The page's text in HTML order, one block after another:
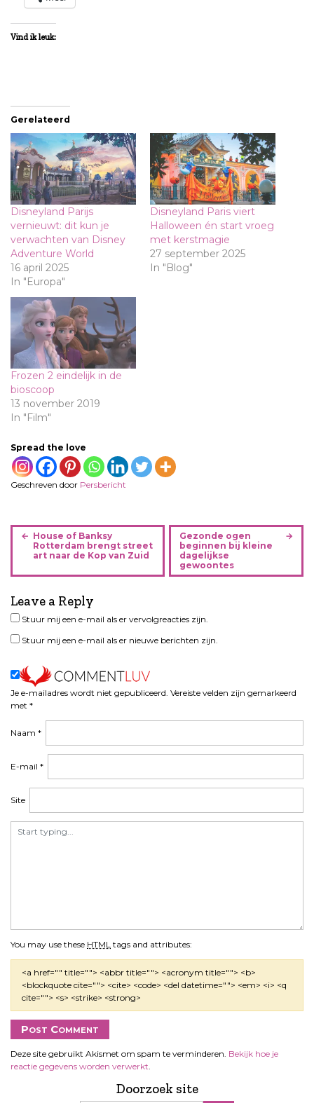
Vind ik leuk:
Gerelateerd
Disneyland Parijs
vernieuwt: dit kun je
verwachten van Disney
Adventure World
16 april 2025
In "Europa"
Disneyland Paris viert
Halloween én start vroeg
met kerstmagie
27 september 2025
In "Blog"
Frozen 2 eindelijk in de
bioscoop
13 november 2019
In "Film"
Spread the love
Geschreven door Persbericht
B
i
c
h
t
n
v
g
t
e
House of Banksy
Rotterdam brengt street
art naar de Kop van Zuid
Gezonde ogen
beginnen bij kleine
dagelijkse
gewoontes
Leave a Reply
Je e-mailadres wordt niet gepubliceerd. Vereiste velden zijn gemarkeerd
met *
You may use these HTML tags and attributes:
<a href="" title=""> <abbr title=""> <acronym title=""> <b>
<blockquote cite=""> <cite> <code> <del datetime=""> <em> <i> <q
cite=""> <s> <strike> <strong>
Naam *
E-mail *
Site
Stuur mij een e-mail als er vervolgreacties zijn.
Stuur mij een e-mail als er nieuwe berichten zijn.
Deze site gebruikt Akismet om spam te verminderen. Bekijk hoe je
reactie gegevens worden verwerkt.
Doorzoek site